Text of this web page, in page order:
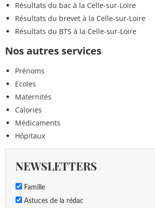
Résultats du bac à la Celle-sur-Loire
Résultats du brevet à la Celle-sur-Loire
Résultats du BTS à la Celle-sur-Loire
Nos autres services
Prénoms
Ecoles
Maternités
Calories
Médicaments
Hôpitaux
NEWSLETTERS
Famille
Astuces de la rédac